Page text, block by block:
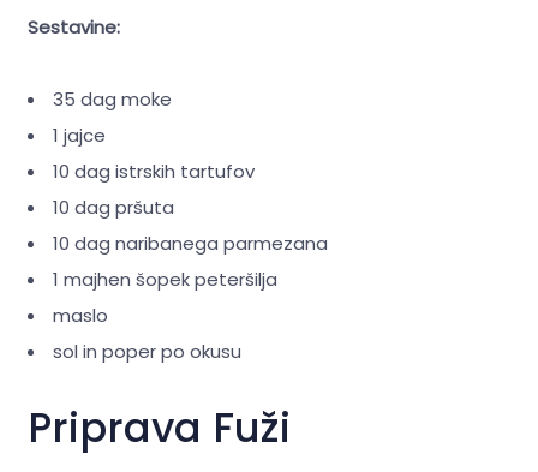
Sestavine:
35 dag moke
1 jajce
10 dag istrskih tartufov
10 dag pršuta
10 dag naribanega parmezana
1 majhen šopek peteršilja
maslo
sol in poper po okusu
Priprava Fuži